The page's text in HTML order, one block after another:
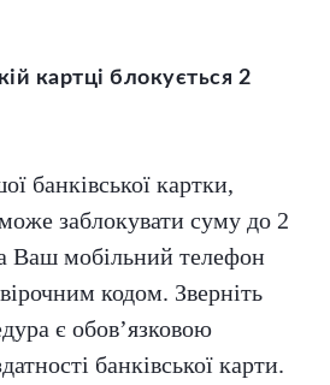
картці блокується 2
банківської картки,
заблокувати суму до 2
Ваш мобільний телефон
кодом. Зверніть
є обов’язковою
банківської карти.